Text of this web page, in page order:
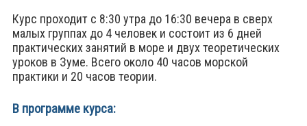
Курс проходит c 8:30 утра до 16:30 вечера в сверх
малых группах до 4 человек и состоит из 6 дней
практических занятий в море и двух теоретических
уроков в Зуме. Всего около 40 часов морской
практики и 20 часов теории.
В программе курса: